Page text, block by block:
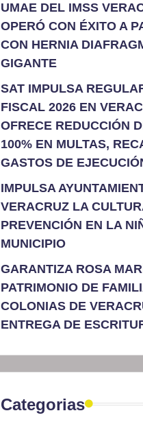
UMAE DEL IMSS
OPERÓ CON ÉXITO A
CON HERNIA
GIGANTE
SAT IMPULSA
FISCAL 2026 EN
OFRECE REDUCCIÓN
100% EN MULTAS,
GASTOS DE
IMPULSA
VERACRUZ LA
PREVENCIÓN EN LA
MUNICIPIO
GARANTIZA ROSA
PATRIMONIO DE
COLONIAS DE
ENTREGA DE
Categorias